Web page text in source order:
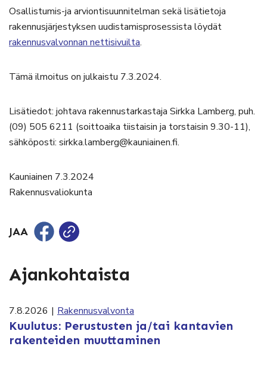
Osallistumis-ja arviontisuunnitelman sekä lisätietoja
rakennusjärjestyksen uudistamisprosessista löydät
rakennusvalvonnan nettisivuilta.
Tämä ilmoitus on julkaistu 7.3.2024.
Lisätiedot: johtava rakennustarkastaja Sirkka Lamberg, puh.
(09) 505 6211 (soittoaika tiistaisin ja torstaisin 9.30-11),
sähköposti: sirkka.lamberg@kauniainen.fi.
Kauniainen 7.3.2024
Rakennusvaliokunta
JAA
Ajankohtaista
7.8.2026 | Rakennusvalvonta
Kuulutus: Perustusten ja/tai kantavien
rakenteiden muuttaminen